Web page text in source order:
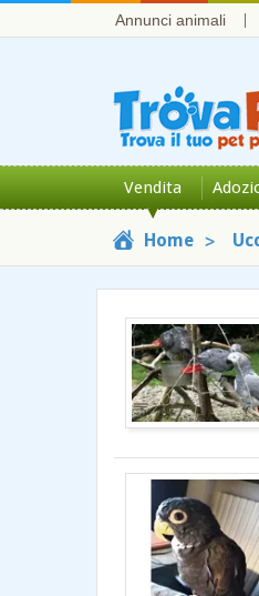
Annunci animali
Vendita
Home